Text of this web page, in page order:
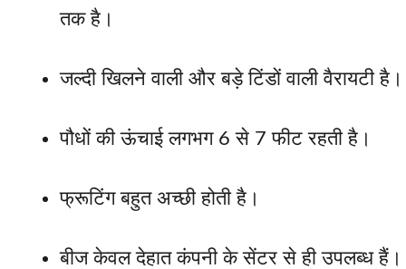
तक है।
जल्दी खिलने वाली और बड़े टिंडों वाली वैरायटी है।
पौधों की ऊंचाई लगभग 6 से 7 फीट रहती है।
फ्रूटिंग बहुत अच्छी होती है।
बीज केवल देहात कंपनी के सेंटर से ही उपलब्ध हैं।